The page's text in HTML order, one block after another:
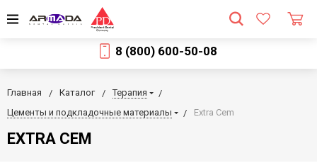
8 (800) 600-50-08
Главная Каталог
Терапия
Цементы и подкладочные материалы
Extra Cem
EXTRA CEM